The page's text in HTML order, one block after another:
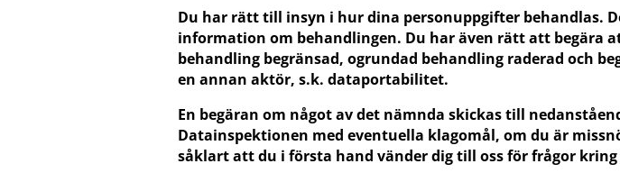
Du har rätt till insyn i hur dina personuppgifter behandlas.
information om behandlingen. Du har även rätt att begära
behandling begränsad, ogrundad behandling raderad och
en annan aktör, s.k. dataportabilitet.
En begäran om något av det nämnda skickas till
Datainspektionen med eventuella klagomål, om du är
såklart att du i första hand vänder dig till oss för frågor